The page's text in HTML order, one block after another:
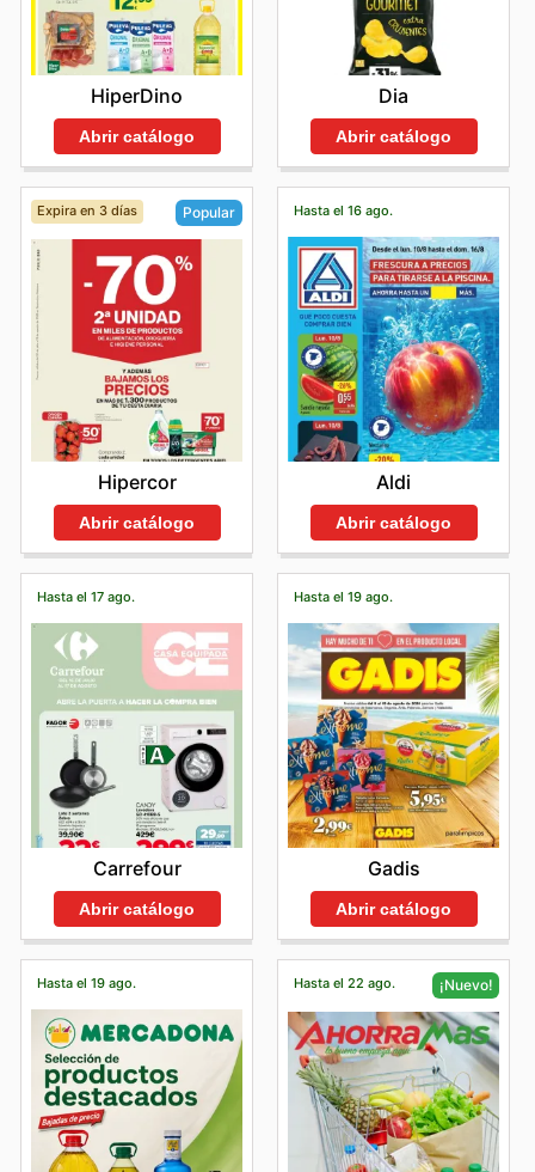
HiperDino
Abrir catálogo
Dia
Abrir catálogo
Expira en 3 días Popular
Hipercor
Abrir catálogo
Hasta el 16 ago.
Aldi
Abrir catálogo
Hasta el 17 ago.
Carrefour
Abrir catálogo
Hasta el 19 ago.
Gadis
Abrir catálogo
Hasta el 19 ago. Hasta el 22 ago. ¡Nuevo!